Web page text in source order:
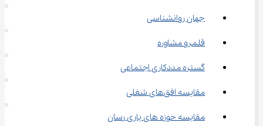
جهان روانشناسی
قلمرو مشاوره
گستره مددکاری اجتماعی
مقایسه افق‌های شغلی
مقایسه حوزه‌ های یاری ‌رسان